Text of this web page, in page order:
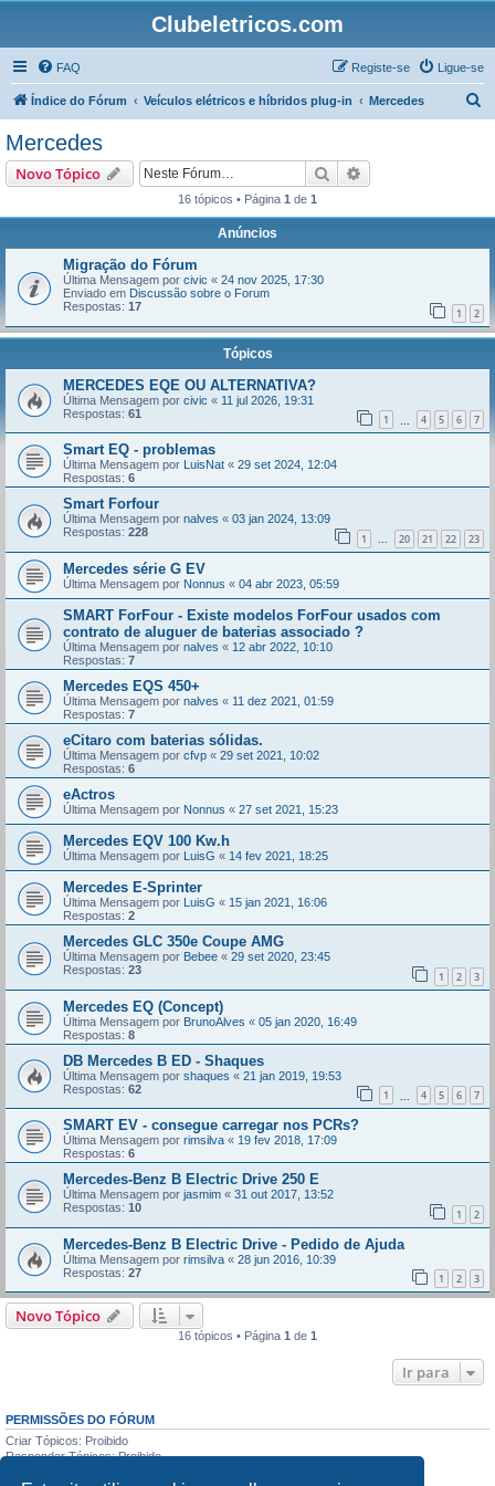
Clubeletricos.com
FAQ Ligue-se
Registe-se
Índice do Fórum Veículos elétricos e híbridos plug-in Mercedes
Mercedes
Novo Tópico Pesquisar
16 tópicos • Página 1 de 1
Anúncios
Migração do Fórum
Última Mensagem por civic « 24 nov 2025, 17:30
Enviado em Discussão sobre o Forum
Respostas: 17 1 2
Tópicos
MERCEDES EQE OU ALTERNATIVA?
Última Mensagem por civic « 11 jul 2026, 19:31
Respostas: 61 1 4 5 6 7
Smart EQ - problemas
Última Mensagem por LuisNat « 29 set 2024, 12:04
Respostas: 6
Smart Forfour
Última Mensagem por nalves « 03 jan 2024, 13:09
Respostas: 228 1 ... 20 21 22 23
Mercedes série G EV
Última Mensagem por Nonnus « 04 abr 2023, 05:59
SMART ForFour - Existe modelos ForFour usados com
contrato de aluguer de baterias associado ?
Última Mensagem por nalves « 12 abr 2022, 10:10
Respostas: 7
Mercedes EQS 450+
Última Mensagem por nalves « 11 dez 2021, 01:59
Respostas: 7
eCitaro com baterias sólidas.
Última Mensagem por cfvp « 29 set 2021, 10:02
Respostas: 6
eActros
Última Mensagem por Nonnus « 27 set 2021, 15:23
Mercedes EQV 100 Kw.h
Última Mensagem por LuisG « 14 fev 2021, 18:25
Mercedes E-Sprinter
Última Mensagem por LuisG « 15 jan 2021, 16:06
Respostas: 2
Mercedes GLC 350e Coupe AMG
Última Mensagem por Bebee « 29 set 2020, 23:45
Respostas: 23 1 2 3
Mercedes EQ (Concept)
Última Mensagem por BrunoAlves « 05 jan 2020, 16:49
Respostas: 8
DB Mercedes B ED - Shaques
Última Mensagem por shaques « 21 jan 2019, 19:53
Respostas: 62 1 4 5 6 7
SMART EV - consegue carregar nos PCRs?
Última Mensagem por rimsilva « 19 fev 2018, 17:09
Respostas: 6
Mercedes-Benz B Electric Drive 250 E
Última Mensagem por jasmim « 31 out 2017, 13:52
Respostas: 10 1 2
Mercedes-Benz B Electric Drive - Pedido de Ajuda
Última Mensagem por rimsilva « 28 jun 2016, 10:39
Respostas: 27 1 2 3
Novo Tópico
16 tópicos • Página 1 de 1
Ir para
PERMISSÕES DO FÓRUM
Criar Tópicos: Proibido
Responder Tópicos: Proibido